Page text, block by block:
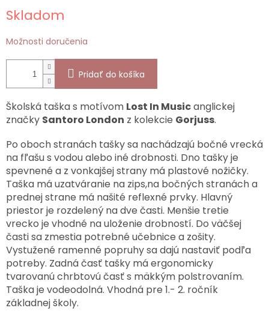
cena:
Skladom
Možnosti doručenia
Pridať do košíka
Školská taška s motívom Lost In Musicanglickej
značky Santoro London z kolekcie Gorjuss.
Po oboch stranách tašky sa nachádzajú bočné vrecká
na fľašu s vodou alebo iné drobnosti. Dno tašky je
spevnené a z vonkajšej strany má plastové nožičky.
Taška má uzatváranie na zips,na bočných stranách a
prednej strane má našité reflexné prvky. Hlavný
priestor je rozdelený na dve časti. Menšie tretie
vrecko je vhodné na uloženie drobností. Do väčšej
časti sa zmestia potrebné učebnice a zošity.
Vystužené ramenné popruhy sa dajú nastaviť podľa
potreby. Zadná časť tašky má ergonomicky
tvarovanú chrbtovú časť s mäkkým polstrovaním.
Taška je vodeodolná. Vhodná pre 1.- 2. ročník
základnej školy.